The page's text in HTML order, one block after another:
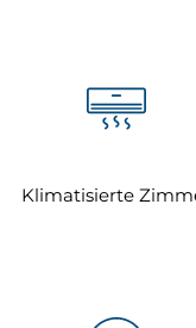
Klimatisierte